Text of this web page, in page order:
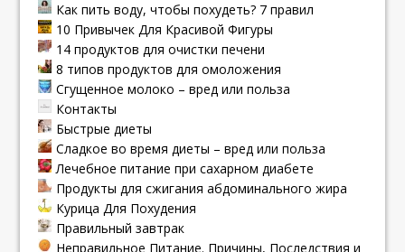
Как пить воду, чтобы похудеть? 7 правил
10 Привычек Для Красивой Фигуры
14 продуктов для очистки печени
8 типов продуктов для омоложения
Сгущенное молоко – вред или польза
Контакты
Быстрые диеты
Сладкое во время диеты – вред или польза
Лечебное питание при сахарном диабете
Продукты для сжигания абдоминального жира
Курица Для Похудения
Правильный завтрак
Неправильное Питание. Причины, Последствия и